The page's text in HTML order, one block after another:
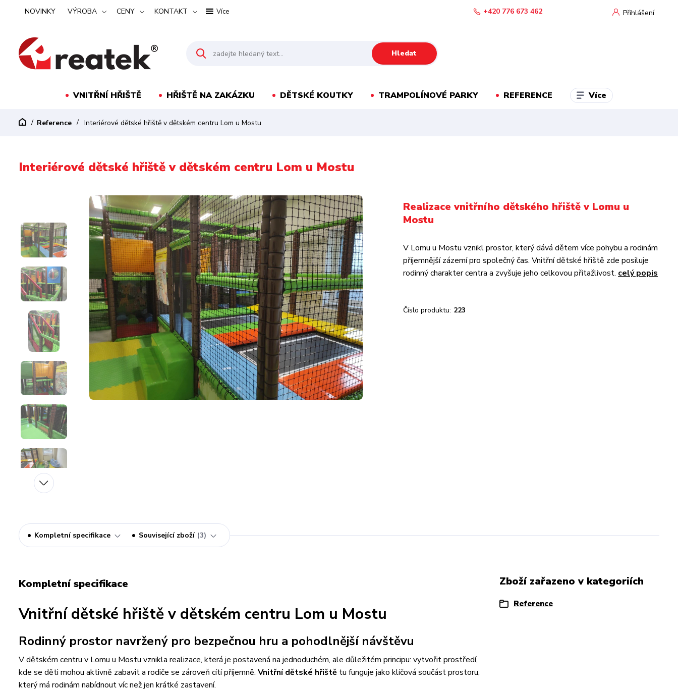
NOVINKY VÝROBA CENY KONTAKT Více Přihlášení
Hledat
+420 776 673 462
VNITŘNÍ HŘIŠTĚ HŘIŠTĚ NA ZAKÁZKU DĚTSKÉ KOUTKY TRAMPOLÍNOVÉ PARKY REFERENCE Více
Reference Interiérové ​​dětské hřiště v dětském centru Lom u Mostu
Interiérové ​​dětské hřiště v dětském centru Lom u Mostu
Realizace vnitřního dětského hřiště v Lomu u
Mostu
V Lomu u Mostu vznikl prostor, který dává dětem více pohybu a rodinám
příjemnější zázemí pro společný čas. Vnitřní dětské hřiště zde posiluje
rodinný charakter centra a zvyšuje jeho celkovou přitažlivost. celý popis
Číslo produktu: 223
Kompletní specifikace Související zboží 3
Kompletní specifikace
Vnitřní dětské hřiště v dětském centru Lom u Mostu
Rodinný prostor navržený pro bezpečnou hru a pohodlnější návštěvu
V dětském centru v Lomu u Mostu vznikla realizace, která je postavená na jednoduchém, ale důležitém principu: vytvořit prostředí,
kde se děti mohou aktivně zabavit a rodiče se zároveň cítí příjemně. Vnitřní dětské hřiště tu funguje jako klíčová součást prostoru,
který má rodinám nabídnout víc než jen krátké zastavení.
Zboží zařazeno v kategoriích
Reference